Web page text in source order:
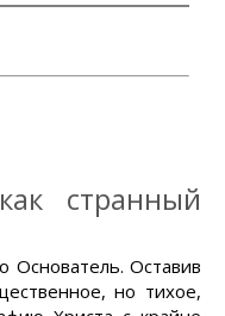
странный
Основатель. Оставив
но тихое,